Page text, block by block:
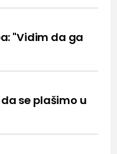
"Vidim da ga
se plašimo u